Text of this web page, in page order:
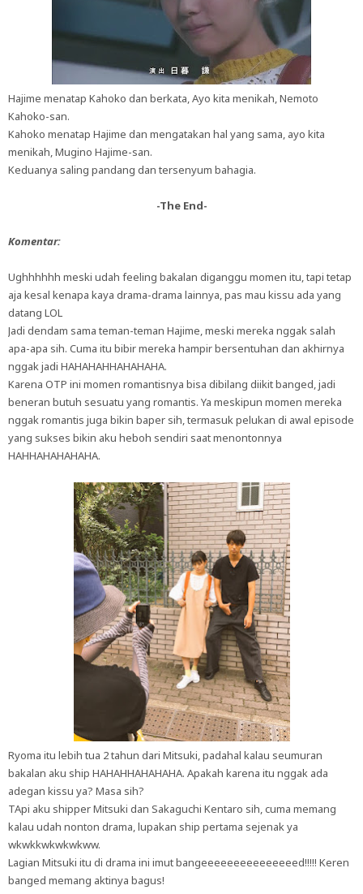
Hajime menatap Kahoko dan berkata, Ayo kita menikah, Nemoto
Kahoko-san.
Kahoko menatap Hajime dan mengatakan hal yang sama, ayo kita
menikah, Mugino Hajime-san.
Keduanya saling pandang dan tersenyum bahagia.
-The End-
Komentar:
Ughhhhhh meski udah feeling bakalan diganggu momen itu, tapi tetap
aja kesal kenapa kaya drama-drama lainnya, pas mau kissu ada yang
datang LOL
Jadi dendam sama teman-teman Hajime, meski mereka nggak salah
apa-apa sih. Cuma itu bibir mereka hampir bersentuhan dan akhirnya
nggak jadi HAHAHAHHAHAHAHA.
Karena OTP ini momen romantisnya bisa dibilang diikit banged, jadi
beneran butuh sesuatu yang romantis. Ya meskipun momen mereka
nggak romantis juga bikin baper sih, termasuk pelukan di awal episode
yang sukses bikin aku heboh sendiri saat menontonnya
HAHHAHAHAHAHA.
Ryoma itu lebih tua 2 tahun dari Mitsuki, padahal kalau seumuran
bakalan aku ship HAHAHHAHAHAHA. Apakah karena itu nggak ada
adegan kissu ya? Masa sih?
TApi aku shipper Mitsuki dan Sakaguchi Kentaro sih, cuma memang
kalau udah nonton drama, lupakan ship pertama sejenak ya
wkwkkwkwkwkww.
Lagian Mitsuki itu di drama ini imut bangeeeeeeeeeeeeeeed!!!!! Keren
banged memang aktinya bagus!